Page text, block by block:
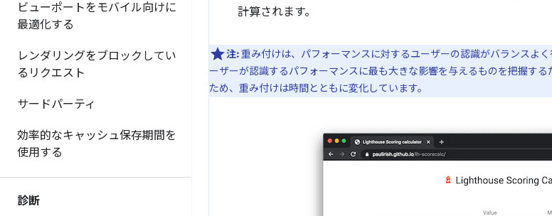
ビューポートをモバイル向けに
最適化する
レンダリングをブロックしてい
るリクエスト
サードパーティ
効率的なキャッシュ保存期間を
使用する
診断
計算されます。
注:重み付けは、パフォーマンスに対するユーザーの認識がバランスよ
ーザーが認識するパフォーマンスに最も大きな影響を与えるものを把握す
ため、重み付けは時間とともに変化しています。